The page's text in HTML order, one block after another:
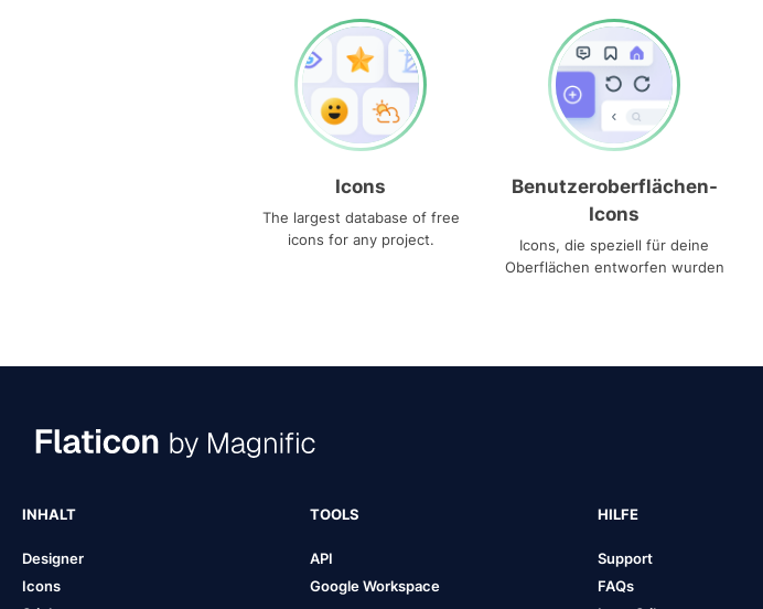
Icons
The largest database of free
icons for any project.
Benutzeroberflächen-
Icons
Icons, die speziell für deine
Oberflächen entworfen wurden
INHALT
Designer
Icons
TOOLS
API
Google Workspace
HILFE
Support
FAQs